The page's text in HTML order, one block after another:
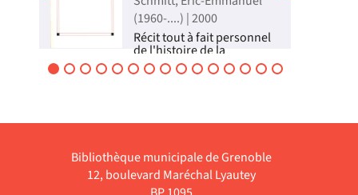
(1960-....) | 2000
Récit tout à fait personnel
de l'histoire de la
résurrection, à la manière
d'un roman à énigme qui
celui de ce tombeau
enseignait l'hu...
Livre
Bibliothèque municipale de Grenoble
12, boulevard Maréchal Lyautey